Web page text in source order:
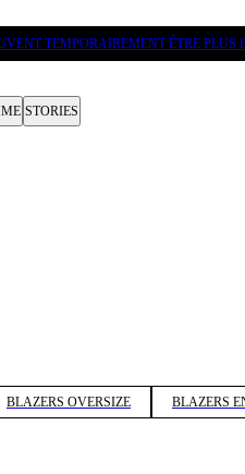
TEMPORAIREMENT ÊTRE PLUS
STORIES
BLAZERS OVERSIZE BLAZERS